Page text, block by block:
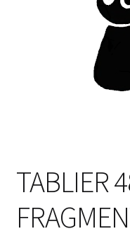
TABLIER